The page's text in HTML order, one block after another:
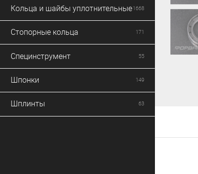
Кольца и шайбы уплотнительные1668
Стопорные кольца 171
Специнструмент 55
Шпонки 149
Шплинты 63